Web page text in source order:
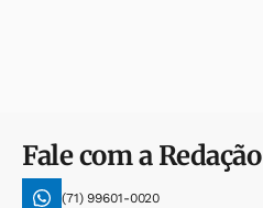
Fale com a Redação
(71) 99601-0020